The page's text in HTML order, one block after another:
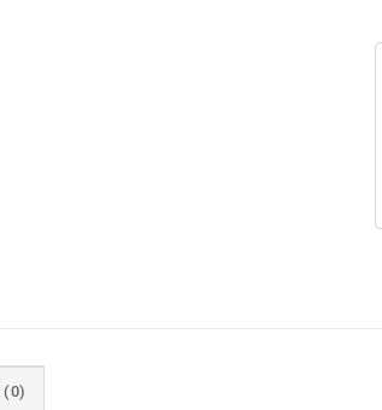
(0)